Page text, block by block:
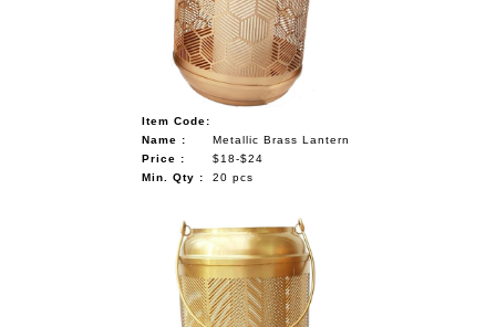
Item Code:
Name :
Metallic Brass Lantern
Price :
$18-$24
Min. Qty :
20 pcs